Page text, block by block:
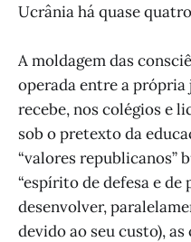
Ucrânia há quase
A moldagem das
operada entre a própria
recebe, nos colégios e
sob o pretexto da
“valores republicanos”
“espírito de defesa e de
desenvolver,
devido ao seu custo), as